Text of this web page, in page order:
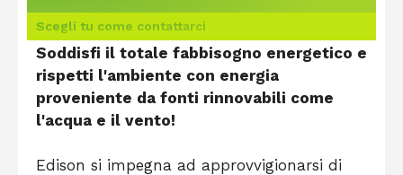
Scegli tu come contattarci
Soddisfi il totale fabbisogno energetico e
rispetti l'ambiente con energia
proveniente da fonti rinnovabili come
l'acqua e il vento!
Edison si impegna ad approvvigionarsi di